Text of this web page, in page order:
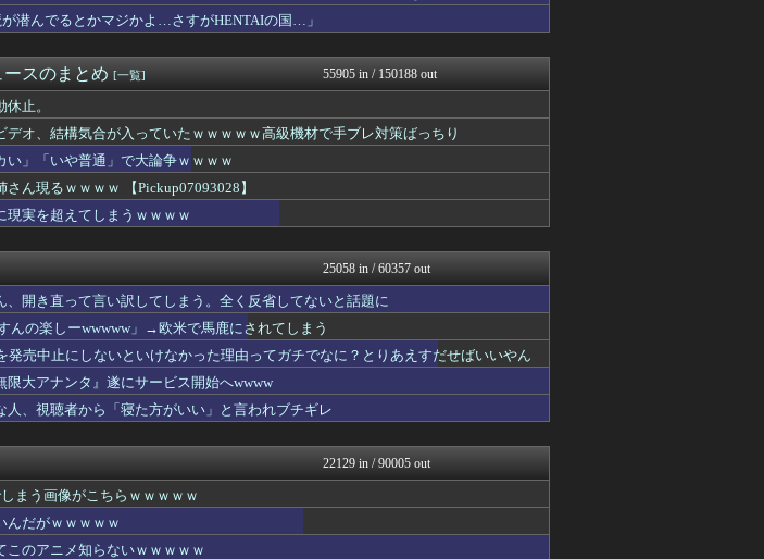
した方が量刑軽かっただろ💦」←...
キニ速
るwww
じわ速 芸能ニュースまとめ
ランティアをしていた・・・
VIPPER速報
(笑)」 客「…今日、契約日です...
ぱいメイン、汁物、ご飯だけ・・...
浮気ちゃんねる
ンって凄くない？
ヒーローNEWS
』が強気すぎると話題にｗｗｗｗ
」の判決
ゴールデンタイムズ
するわよぉー♥」ﾑﾁﾑﾁ
なんJミュージアム
情報設計に初成功
如右折し路面電車と衝突→乗って...
サイ速
めちゃくちゃ大きい。向こうは...
鷹速@ホークスまとめブログ
母を安心させたい」とプロポーズ...
修羅場ライフ速報
グをご覧下さい→5位川口市、4位...
FX2ちゃんねる｜投資系ま...
騒ぎにならなかった理由がこちら…...
海外トークログ
エスタかｗｗｗｗｗ
【サッカー まとめ】サカラ...
ｗｗｗ（※画像あり）
不思議.net - 5ch...
うｗｗｗｗ
わんこーる速報！
くちゃ可愛いと話題にｗｗｗｗ...
女子アナお宝画像速報－5c...
ちゃ出すじゃん
遊戯王マスターデュエルまと...
で、私にも「今時は共働きが普...
修羅の華-家庭・生活まとめ
のに何で人気あるの？？
のか
GUNDAM.LOG｜ガン...
かれ日本沈没死亡
なエッ●っぽい雰囲...
潜んでるとかマジかよ…さすがHENTAIの国…」
スのまとめ [一覧] 55905 in / 150188 out
止。
デオ、結構気合が入っていたｗｗｗｗｗ高級機材で手ブレ対策ばっちり
い」「いや普通」で大論争ｗｗｗｗ
ん現るｗｗｗｗ 【Pickup07093028】
現実を超えてしまうｗｗｗｗ
25058 in / 60357 out
、開き直って言い訳してしまう。全く反省してないと話題に
んの楽しーwwwww」→欧米で馬鹿にされてしまう
発売中止にしないといけなかった理由ってガチでなに？とりあえすだせばいいやん
限大アナンタ』遂にサービス開始へwwww
人、視聴者から「寝た方がいい」と言われブチギレ
22129 in / 90005 out
まう画像がこちらｗｗｗｗｗ
んだがｗｗｗｗｗ
このアニメ知らないｗｗｗｗｗ